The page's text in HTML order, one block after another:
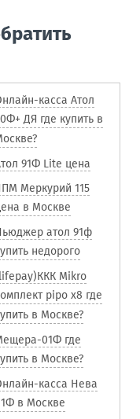
касса Атол
ДЯ где купить в
91Ф Lite цена
Меркурий 115
в Москве
атол 91ф
недорого
Mikro
pipo x8 где
в Москве?
01Ф где
в Москве?
касса Нева
в Москве